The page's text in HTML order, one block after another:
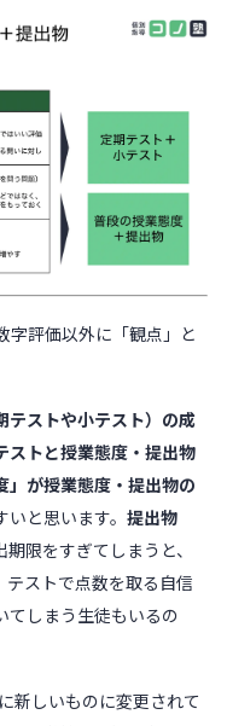
字評価以外に「観点」と
テストや小テスト）の成
ストと授業態度・提出物
」が授業態度・提出物の
と思います。 提出物
期限をすぎてしまうと、
テストで点数を取る自信
てしまう生徒もいるの
新しいものに変更されて